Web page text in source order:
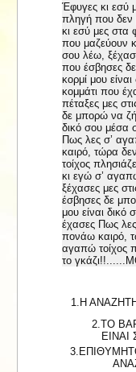
Έφυγες κι εσύ
πληγή που δεν
κι εσύ μες στα
που μαζεύουν
σου λέω,
που έσβησες
κορμί μου
κομμάτι που
πέταξες μες
δε μπορώ να
δικό σου μέσα
Πως λες σ’
καιρό, τώρα
τοίχος
κι εγώ σ’
ξέχασες μες
έσβησες δε
μου είναι δικό
έχασες Πως
πονάω καιρό,
αγαπώ τοίχος
το
1.Η
2.ΤΟ